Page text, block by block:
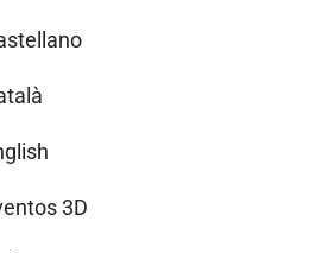
3D